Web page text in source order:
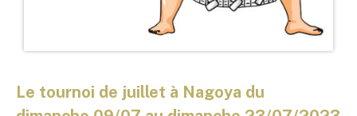
Le tournoi de juillet à Nagoya du